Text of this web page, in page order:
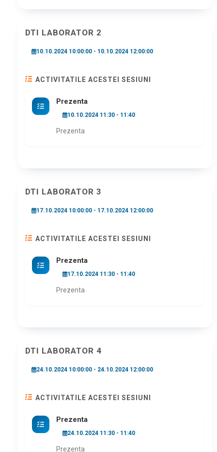
DTI LABORATOR 2
10.10.2024 10:00:00 - 10.10.2024 12:00:00
ACTIVITATILE ACESTEI SESIUNI
Prezenta
10.10.2024 11:30 - 11:40
Prezenta
DTI LABORATOR 3
17.10.2024 10:00:00 - 17.10.2024 12:00:00
ACTIVITATILE ACESTEI SESIUNI
Prezenta
17.10.2024 11:30 - 11:40
Prezenta
DTI LABORATOR 4
24.10.2024 10:00:00 - 24.10.2024 12:00:00
ACTIVITATILE ACESTEI SESIUNI
Prezenta
24.10.2024 11:30 - 11:40
Prezenta